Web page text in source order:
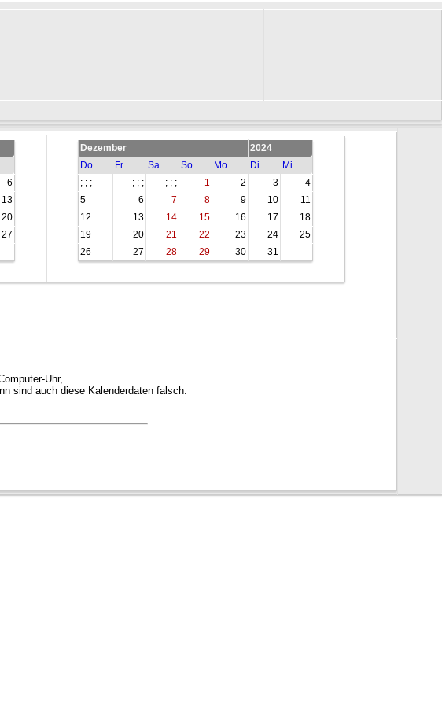
6
13
20
27
Dezember
2024
Do
Fr Sa So Mo Di
Mi
; ; ;
; ; ; ; ; ; 1 2 3
4
5
6 7 8 9 10
11
12
13 14 15 16 17
18
19
20 21 22 23 24
25
26
27 28 29 30 31
Uhr,
sind auch diese Kalenderdaten falsch.